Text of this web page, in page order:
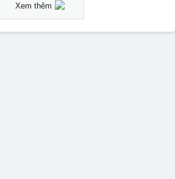
Xem thêm